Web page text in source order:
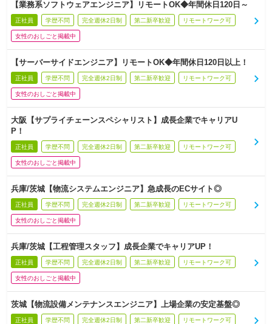
【業務系ソフトウェアエンジニア】リモートOK◆年間休日120日～
正社員 学歴不問 完全週休2日制 第二新卒歓迎 リモートワーク可
女性のおしごと掲載中
【サーバーサイドエンジニア】リモートOK◆年間休日120日以上！
正社員 学歴不問 完全週休2日制 第二新卒歓迎 リモートワーク可
女性のおしごと掲載中
大阪【サプライチェーンスペシャリスト】成長企業でキャリアU
P！
正社員 学歴不問 完全週休2日制 第二新卒歓迎 リモートワーク可
女性のおしごと掲載中
兵庫/茨城【物流システムエンジニア】急成長のECサイト◎
正社員 学歴不問 完全週休2日制 第二新卒歓迎 リモートワーク可
女性のおしごと掲載中
兵庫/茨城【工程管理スタッフ】成長企業でキャリアUP！
正社員 学歴不問 完全週休2日制 第二新卒歓迎 リモートワーク可
女性のおしごと掲載中
茨城【物流設備メンテナンスエンジニア】上場企業の安定基盤◎
正社員 学歴不問 完全週休2日制 第二新卒歓迎 リモートワーク可